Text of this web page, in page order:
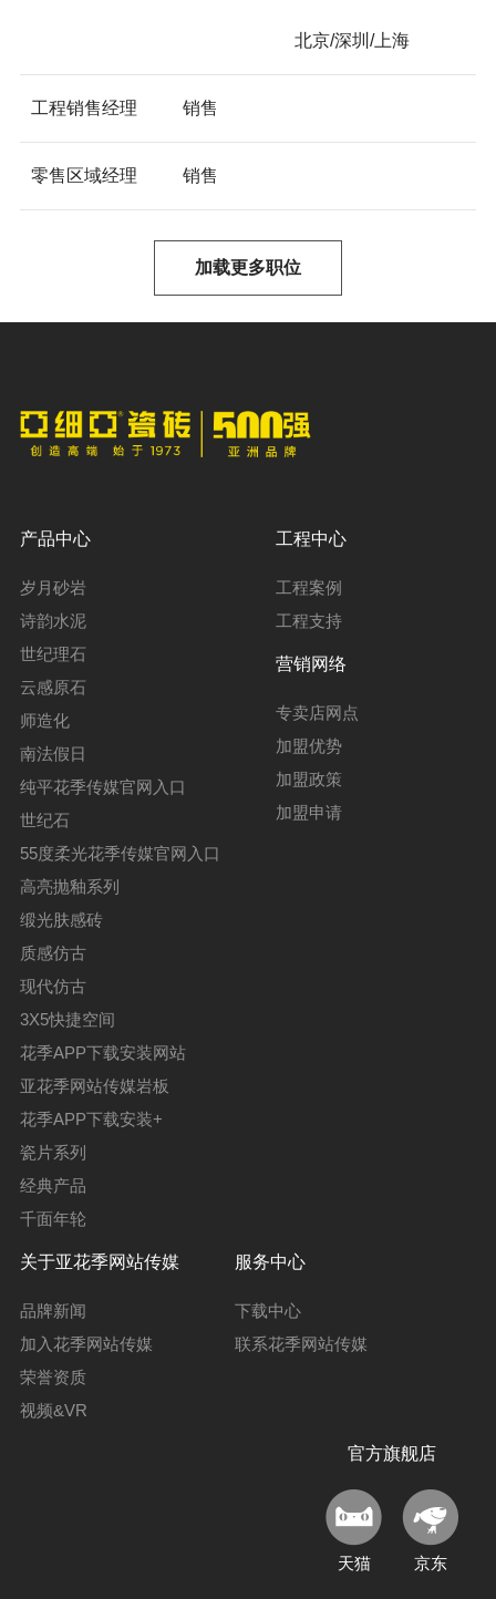
北京/深圳/上海
工程销售经理 销售
零售区域经理 销售
加载更多职位
产品中心
岁月砂岩
诗韵水泥
世纪理石
云感原石
师造化
南法假日
纯平花季传媒官网入口
世纪石
55度柔光花季传媒官网入口
高亮抛釉系列
缎光肤感砖
质感仿古
现代仿古
3X5快捷空间
花季APP下载安装网站
亚花季网站传媒岩板
花季APP下载安装+
瓷片系列
经典产品
千面年轮
工程中心
工程案例
工程支持
营销网络
专卖店网点
加盟优势
加盟政策
加盟申请
关于亚花季网站传媒
品牌新闻
加入花季网站传媒
荣誉资质
视频&VR
服务中心
下载中心
联系花季网站传媒
官方旗舰店
天猫 京东